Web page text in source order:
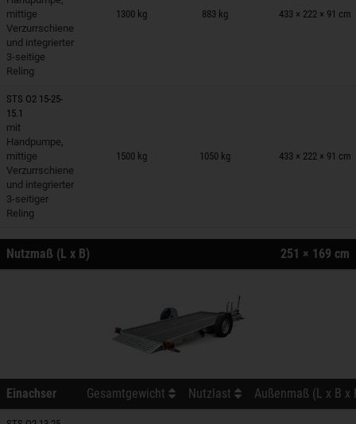
mittige
Verzurrschiene
und integrierter
3-seitige
Reling
1300 kg 883 kg 433 × 222 × 91 cm
STS O2 15-25-
15.1
mit
Handpumpe,
mittige
Verzurrschiene
und integrierter
3-seitiger
Reling
1500 kg 1050 kg 433 × 222 × 91 cm
auf Merkzettel
Nutzmaß (L x B) 251 × 169 cm
Einachser Gesamtgewicht Nutzlast Außenmaß (L x B x